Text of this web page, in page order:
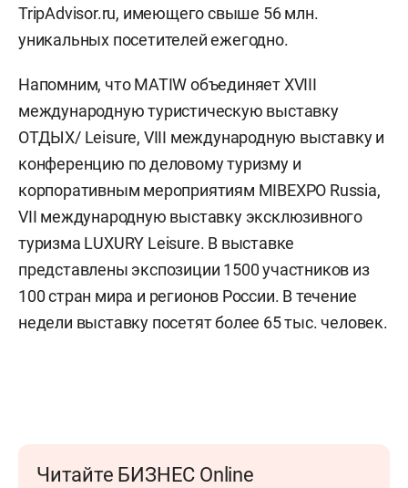
TripAdvisor.ru, имеющего свыше 56 млн.
уникальных посетителей ежегодно.
Напомним, что MATIW объединяет XVIII
международную туристическую выставку
ОТДЫХ/ Leisure, VIII международную выставку и
конференцию по деловому туризму и
корпоративным мероприятиям MIBEXPO Russia,
VII международную выставку эксклюзивного
туризма LUXURY Leisure. В выставке
представлены экспозиции 1500 участников из
100 стран мира и регионов России. В течение
недели выставку посетят более 65 тыс. человек.
Читайте БИЗНЕС Online